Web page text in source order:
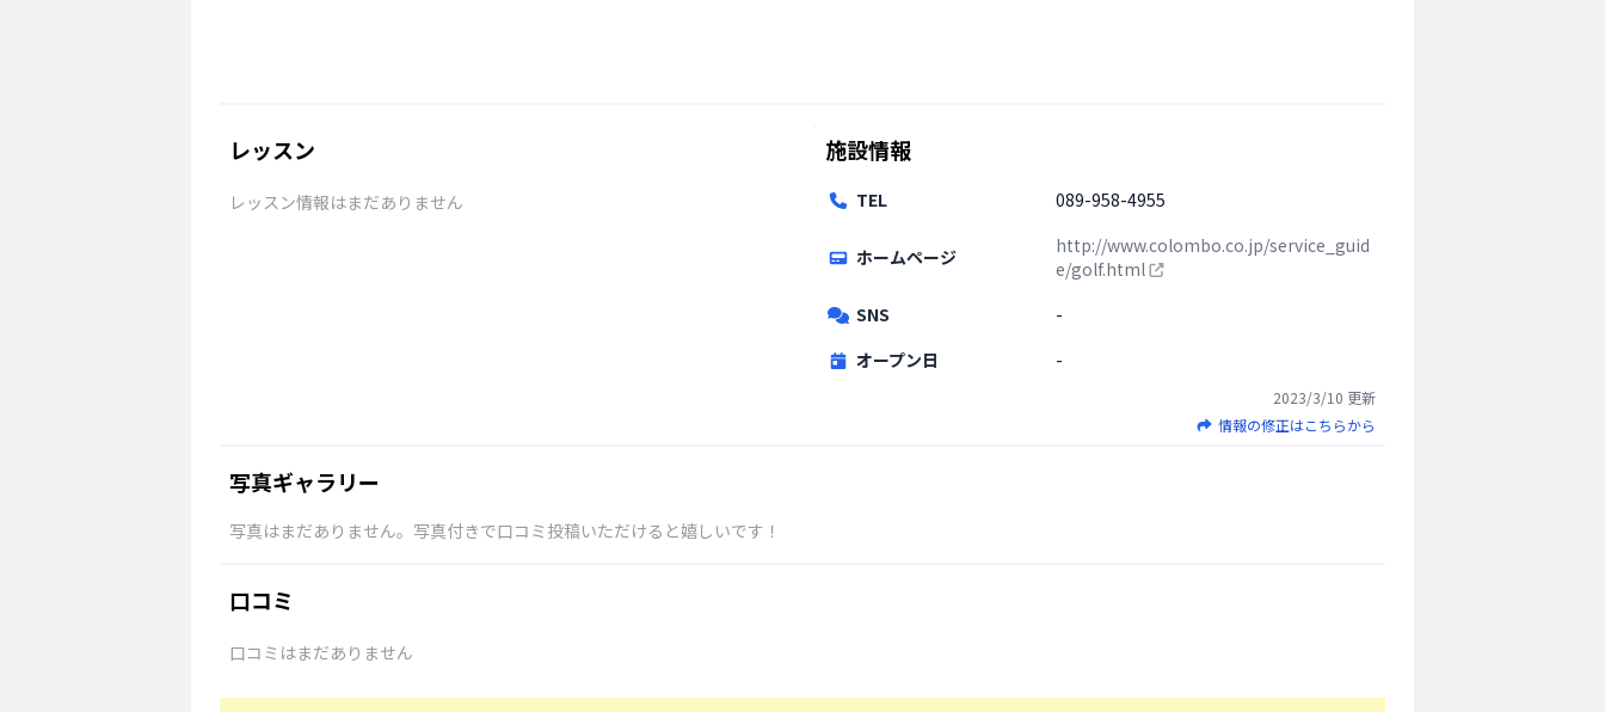
レッスン
レッスン情報はまだありません
施設情報
TEL 089-958-4955
ホームページ
http://www.colombo.co.jp/service_guid
e/golf.html
SNS
-
オープン日
-
2023/3/10 更新
情報の修正はこちらから
写真ギャラリー
写真はまだありません。写真付きで口コミ投稿いただけると嬉しいです！
口コミ
口コミはまだありません